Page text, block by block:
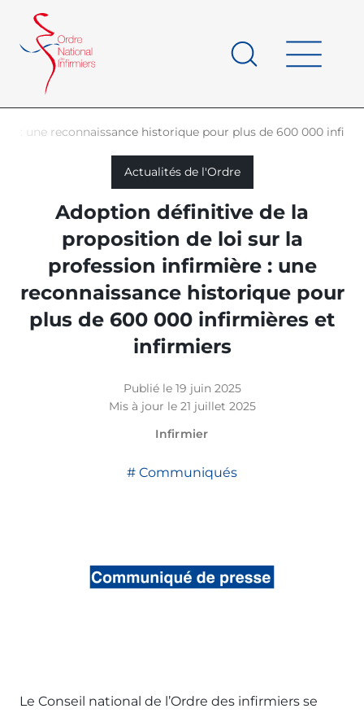
contenu
principal
d'Ariane
: une reconnaissance historique pour plus de 600 000
Actualités de l'Ordre
Adoption définitive de la
proposition de loi sur la
profession infirmière : une
reconnaissance historique pour
plus de 600 000 infirmières et
infirmiers
Publié le 19 juin 2025
Mis à jour le 21 juillet 2025
Infirmier
Communiqués
Le Conseil national de l’Ordre des infirmiers se
page
Panneau de gestion des cookies